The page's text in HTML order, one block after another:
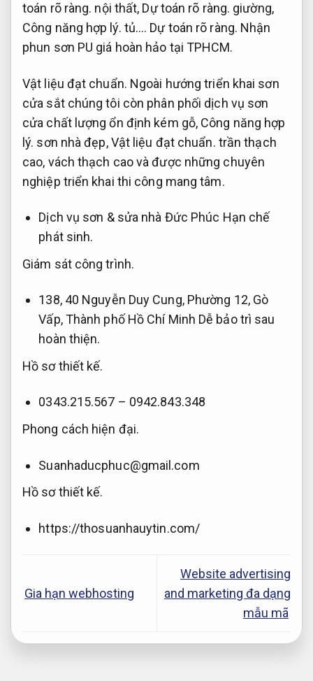
toán rõ ràng. nội thất, Dự toán rõ ràng. giường,
Công năng hợp lý. tủ…. Dự toán rõ ràng. Nhận
phun sơn PU giá hoàn hảo tại TPHCM.
Vật liệu đạt chuẩn. Ngoài hướng triển khai sơn
cửa sắt chúng tôi còn phân phối dịch vụ sơn
cửa chất lượng ổn định kém gỗ, Công năng hợp
lý. sơn nhà đẹp,Vật liệu đạt chuẩn. trần thạch
cao, vách thạch cao và được những chuyên
nghiệp triển khai thi công mang tâm.
Dịch vụ sơn & sửa nhà Đức Phúc Hạn chế
phát sinh.
Giám sát công trình.
138, 40 Nguyễn Duy Cung, Phường 12, Gò
Vấp, Thành phố Hồ Chí Minh Dễ bảo trì sau
hoàn thiện.
Hồ sơ thiết kế.
0343.215.567 – 0942.843.348
Phong cách hiện đại.
Suanhaducphuc@gmail.com
Hồ sơ thiết kế.
https://thosuanhauytin.com/
Gia hạn webhosting
Website advertising
and marketing đa dạng
mẫu mã